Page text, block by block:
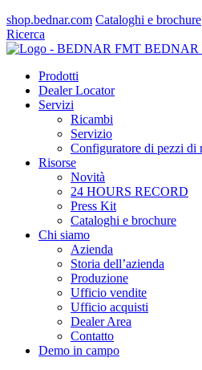
shop.bednar.com Cataloghi e brochure
Ricerca
BEDNAR
Prodotti
Dealer Locator
Servizi
Ricambi
Servizio
Configuratore di pezzi di
Risorse
Novità
24 HOURS RECORD
Press Kit
Cataloghi e brochure
Chi siamo
Azienda
Storia dell’azienda
Produzione
Ufficio vendite
Ufficio acquisti
Dealer Area
Contatto
Demo in campo